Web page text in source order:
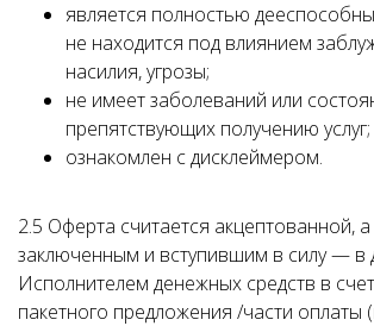
является полностью
не находится под влиянием
насилия, угрозы;
не имеет заболеваний или
препятствующих получению услуг;
ознакомлен с дисклеймером.
2.5 Оферта считается акцептованной,
заключенным и вступившим в силу — в
Исполнителем денежных средств в
пакетного предложения /части оплаты